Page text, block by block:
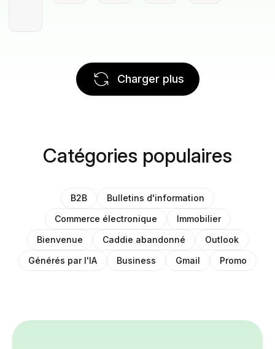
Charger plus
Catégories populaires
B2B
Bulletins d'information
Commerce électronique
Immobilier
Bienvenue
Caddie abandonné
Outlook
Générés par l'IA
Business Gmail Promo